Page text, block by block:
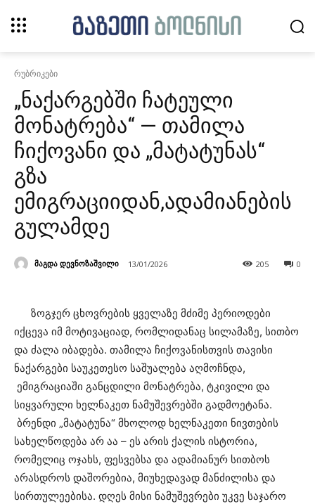
რუბრიკები
„ნაქარგებში ჩატეული
მონატრება“ — თამილა
ჩიქოვანი და „მატატუნას“
გზა
ემიგრაციიდან,ადამიანების
გულამდე
მაგდა დევნოზაშვილი 13/01/2026 0
205
ზოგჯერ ცხოვრების ყველაზე მძიმე პერიოდები
იქცევა იმ მოტივაციად, რომლიდანაც სილამაზე, სითბო
და ძალა იბადება. თამილა ჩიქოვანისთვის თავისი
ნაქარგები საუკეთესო საშუალება აღმოჩნდა,
ემიგრაციაში განცდილი მონატრება, ტკივილი და
სიყვარული ხელნაკეთ ნამუშევრებში გადმოეტანა.
ბრენდი „მატატუნა“ მხოლოდ ხელნაკეთი ნივთების
სახელწოდება არ აა – ეს არის ქალის ისტორია,
რომელიც ოჯახს, ფესვებსა და ადამიანურ სითბოს
არასდროს დაშორებია, მიუხედავად მანძილისა და
სირთულეებისა. დღეს მისი ნამუშევრები უკვე საჯარო